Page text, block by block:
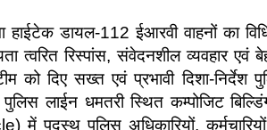
हाईटेक डायल-112 ईआरवी वाहनों का
त्वरित रिस्पांस, संवेदनशील व्यवहार एवं
दिए सख्त एवं प्रभावी दिशा-निर्देश
लाईन धमतरी स्थित कम्पोजिट
पदस्थ पुलिस अधिकारियों,